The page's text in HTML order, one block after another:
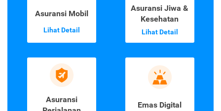
Asuransi Mobil
Lihat Detail
Asuransi Jiwa &
Kesehatan
Lihat Detail
Asuransi
Emas Digital